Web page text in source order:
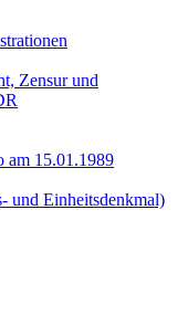
Zensur und
am 15.01.1989
und Einheitsdenkmal)